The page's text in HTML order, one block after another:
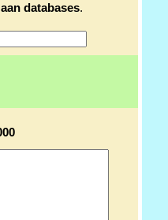
databases.